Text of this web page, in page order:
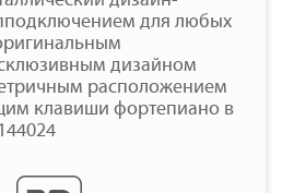
для любых
дизайном
расположением
клавиши фортепиано в